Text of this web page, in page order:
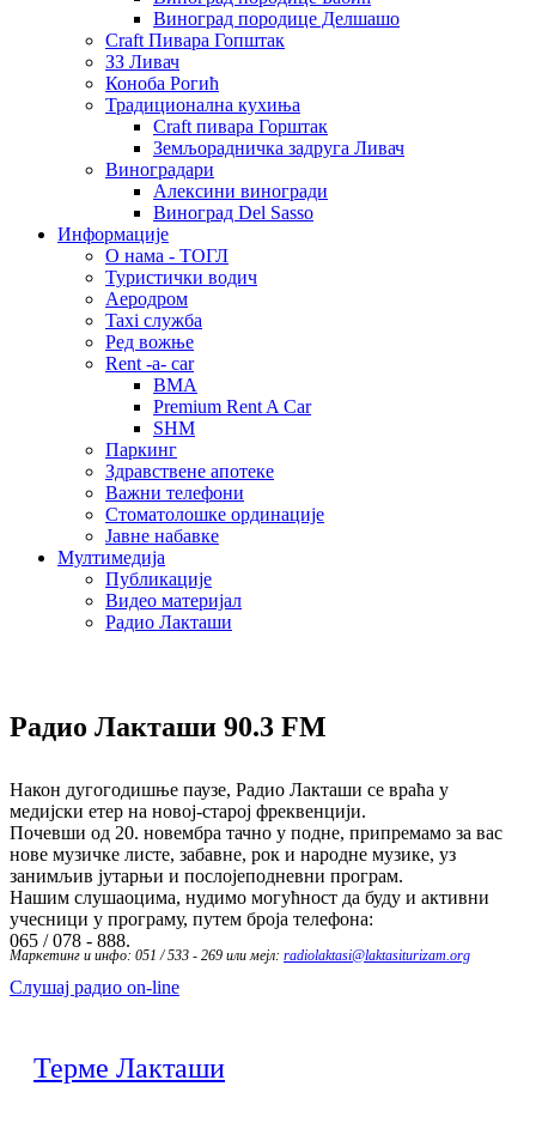
Виноград породице Делшашо
Craft Пивара Гопштак
ЗЗ Ливач
Коноба Рогић
Традиционална кухиња
Craft пивара Горштак
Земљорадничка задруга Ливач
Виноградари
Алексини виногради
Виноград Del Sasso
Информације
О нама - ТОГЛ
Туристички водич
Аеродром
Taxi служба
Ред вожње
Rent -a- car
BMA
Premium Rent A Car
SHM
Паркинг
Здравствене апотеке
Важни телефони
Стоматолошке ординације
Јавне набавке
Мултимедија
Публикације
Видео материјал
Радио Лакташи
Радио Лакташи 90.3 FM
Након дугогодишње паузе, Радио Лакташи се враћа у
медијски етер на новој-старој фреквенцији.
Почевши од 20. новембра тачно у подне, припремамо за вас
нове музичке листе, забавне, рок и народне музике, уз
занимљив јутарњи и послојеподневни програм.
Нашим слушаоцима, нудимо могућност да буду и активни
учесници у програму, путем броја телефона:
065 / 078 - 888.
Маркетинг и инфо: 051 / 533 - 269 или мејл: radiolaktasi@laktasiturizam.org
Слушај радио on-line
Терме Лакташи